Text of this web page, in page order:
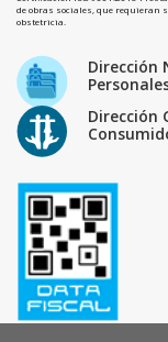
de obras sociales, que requieran
obstetricia.
Dirección
Dirección